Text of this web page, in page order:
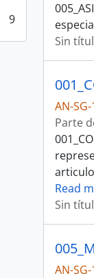
9
Sin
AN-SG-
Parte
Read
Sin
AN-